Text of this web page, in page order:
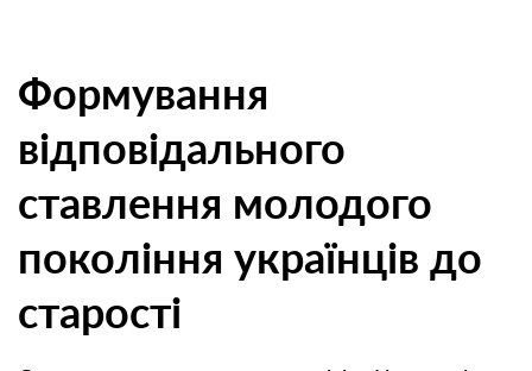
Формування
відповідального
ставлення молодого
покоління українців до
старості